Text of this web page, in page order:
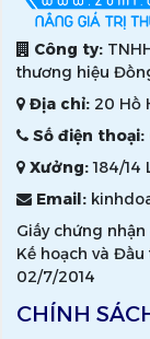
Công ty:
thương hiệu
Địa chỉ: 20 Hồ
Số điện thoại:
Xưởng:184/14
Email:
Giấy chứng
Kế hoạch và
02/7/2014
CHÍNH